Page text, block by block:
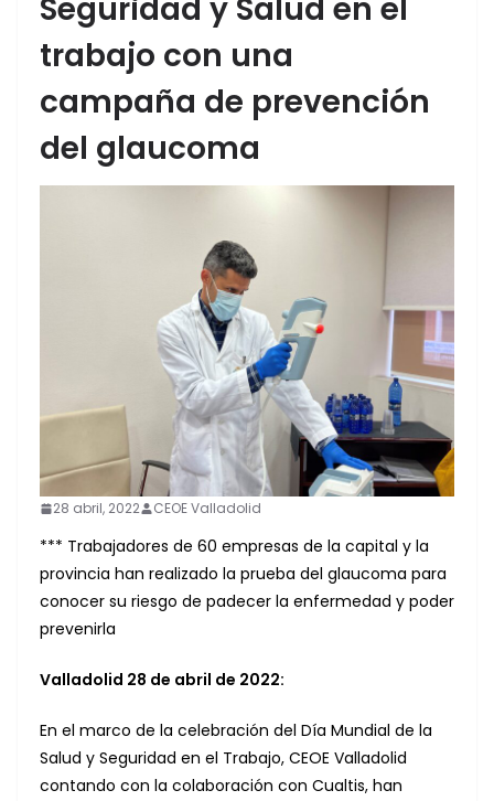
Seguridad y Salud en el
trabajo con una
campaña de prevención
del glaucoma
28 abril, 2022 CEOE Valladolid
*** Trabajadores de 60 empresas de la capital y la
provincia han realizado la prueba del glaucoma para
conocer su riesgo de padecer la enfermedad y poder
prevenirla
Valladolid 28 de abril de 2022:
En el marco de la celebración del Día Mundial de la
Salud y Seguridad en el Trabajo, CEOE Valladolid
contando con la colaboración con Cualtis, han